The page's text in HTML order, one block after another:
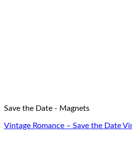
Save the Date - Magnets
Vintage Romance – Save the Date